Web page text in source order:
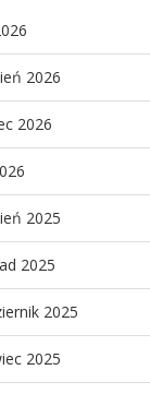
2026
2026
2025
2025
2025
2025